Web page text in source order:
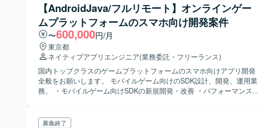
【AndroidJava/フルリモート】オンラインゲー
ムプラットフォームのスマホ向け開発案件
〜600,000円/月
東京都
ネイティブアプリエンジニア(業務委託・フリーランス)
国内トップクラスのゲームプラットフォームのスマホ向けアプリ開発
全般をお願いします。 モバイルゲーム向けのSDK設計、開発、運用業
務。 ・モバイルゲーム向けSDKの新規開発・改善 ・パフォーマンスチ
募集終了